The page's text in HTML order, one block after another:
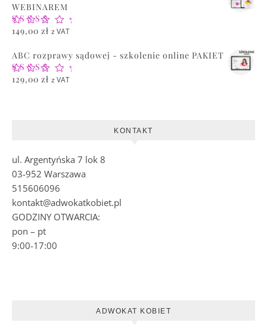
WEBINAREM
Oceniono
5.00
149,00 zł z VAT
ABC rozprawy sądowej - szkolenie online PAKIET
Oceniono
5.00
129,00 zł z VAT
KONTAKT
ul. Argentyńska 7 lok 8
03-952 Warszawa
515606096
kontakt@adwokatkobiet.pl
GODZINY OTWARCIA:
pon – pt
9:00-17:00
ADWOKAT KOBIET